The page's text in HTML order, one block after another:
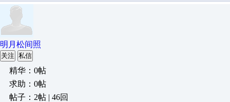
明月松间照
关注 私信
精华：0帖
求助：0帖
帖子：2帖 | 46回